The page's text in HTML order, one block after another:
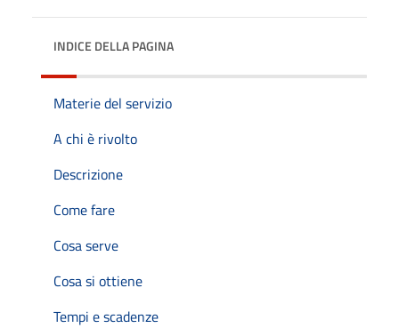
INDICE DELLA PAGINA
Materie del servizio
A chi è rivolto
Descrizione
Come fare
Cosa serve
Cosa si ottiene
Tempi e scadenze